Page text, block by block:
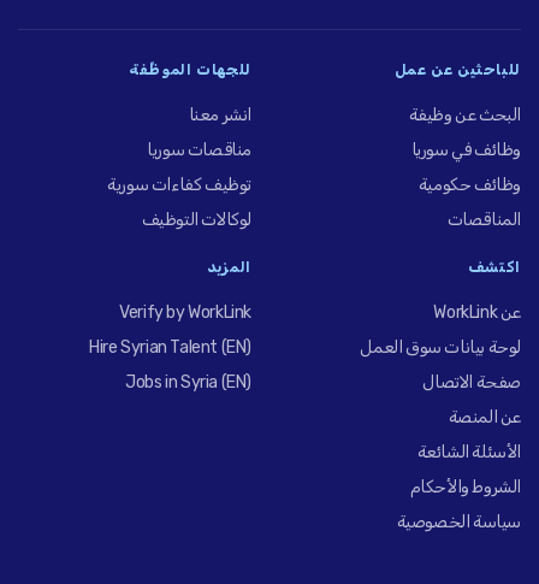
للباحثين عن عمل
البحث عن وظيفة
وظائف في سوريا
وظائف حكومية
المناقصات
للجهات الموظِّفة
انشر معنا
مناقصات سوريا
توظيف كفاءات سورية
لوكالات التوظيف
اكتشف
عن WorkLink
لوحة بيانات سوق العمل
صفحة الاتصال
عن المنصة
الأسئلة الشائعة
الشروط والأحكام
سياسة الخصوصية
المزيد
Verify by WorkLink
Hire Syrian Talent (EN)
Jobs in Syria (EN)